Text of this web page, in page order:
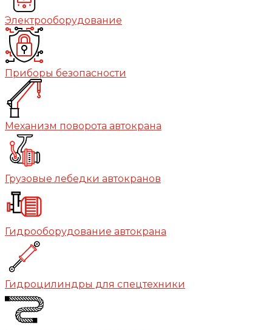
Электрооборудование
Приборы безопасности
Механизм поворота автокрана
Грузовые лебедки автокранов
Гидрооборудование автокрана
Гидроцилиндры для спецтехники